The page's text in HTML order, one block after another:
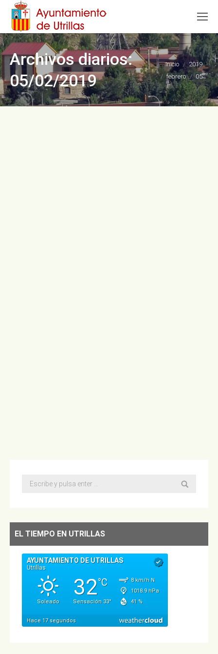
Archivos diarios:
05/02/2019
Estás aquí:
Inicio
2019
febrero
05
Buscar:
EL TIEMPO EN UTRILLAS